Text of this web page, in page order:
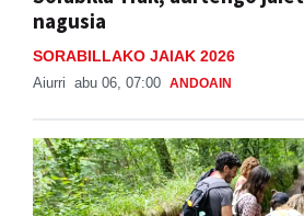
nagusia
SORABILLAKO JAIAK 2026
Aiurri abu 06, 07:00 ANDOAIN